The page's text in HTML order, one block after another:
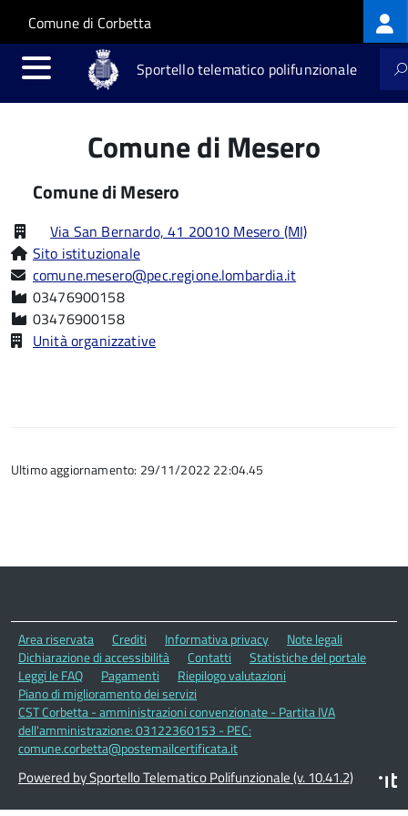
Salta al contenuto principale
Skip to site navigation
Comune di Corbetta
Sportello telematico polifunzionale
Comune di Mesero
Comune di Mesero
Via San Bernardo, 41 20010 Mesero (MI)
Sito istituzionale
comune.mesero@pec.regione.lombardia.it
03476900158
03476900158
Unità organizzative
Ultimo aggiornamento: 29/11/2022 22:04.45
Area riservata Crediti Informativa privacy
Note legali
Dichiarazione di accessibilità
Contatti
Statistiche del portale
Leggi le FAQ
Pagamenti
Riepilogo valutazioni
Piano di miglioramento dei servizi
CST Corbetta - amministrazioni convenzionate - Partita IVA
dell'amministrazione: 03122360153 - PEC:
comune.corbetta@postemailcertificata.it
Powered by Sportello Telematico Polifunzionale (v. 10.41.2)